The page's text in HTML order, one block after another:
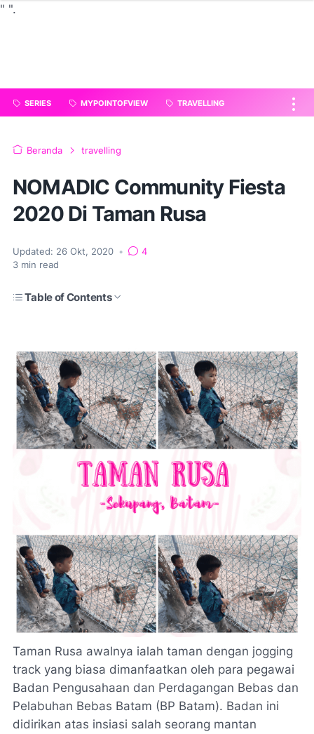
" ".
SERIES MYPOINTOFVIEW TRAVELLING
Beranda travelling
NOMADIC Community Fiesta
2020 Di Taman Rusa
Updated: 26 Okt, 2020 •
4
3 min read
Table of Contents
Taman Rusa awalnya ialah taman dengan jogging
track yang biasa dimanfaatkan oleh para pegawai
Badan Pengusahaan dan Perdagangan Bebas dan
Pelabuhan Bebas Batam (BP Batam). Badan ini
didirikan atas insiasi salah seorang mantan